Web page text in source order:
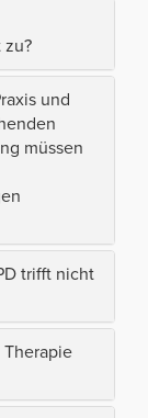
zu?
und
müssen
trifft nicht